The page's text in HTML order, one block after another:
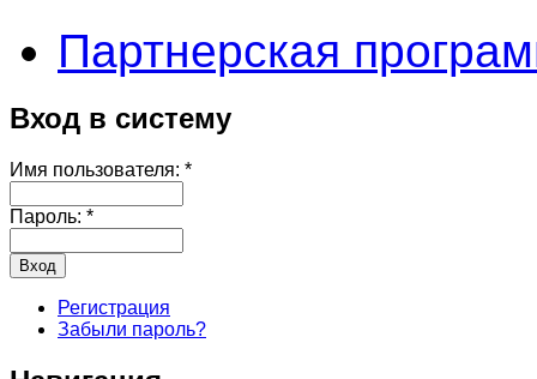
Партнерская
Вход в систему
Имя пользователя: *
Пароль: *
Регистрация
Забыли пароль?